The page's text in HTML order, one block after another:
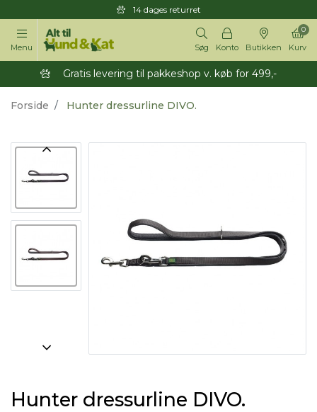
14 dages returret
Menu Søg Konto Butikken Kurv
0
Gratis levering til pakkeshop v. køb for 499,-
Forside Hunter dressurline DIVO.
Hunter dressurline DIVO.